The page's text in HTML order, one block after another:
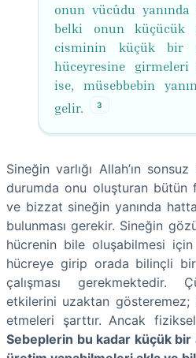
onun vücûdu yanında
belki onun küçücük
cisminin küçük bir
hüceyresine
ise, müsebbebin
gelir.
3
Sineğin varlığı Allah’ın
durumda onu oluşturan bütün
ve bizzat sineğin yanında
bulunması gerekir. Sineğin
hücrenin bile oluşabilmesi
hücreye girip orada bilinçli
çalışması gerekmektedir.
etkilerini uzaktan
etmeleri şarttır. Ancak
Sebeplerin bu kadar küçük